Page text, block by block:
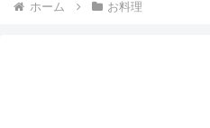
ホーム お料理